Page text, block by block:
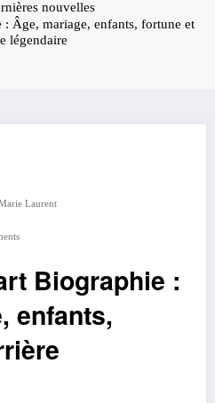
nouvelles
Âge, mariage, enfants, fortune et
légendaire
Laurent
Biographie :
enfants,